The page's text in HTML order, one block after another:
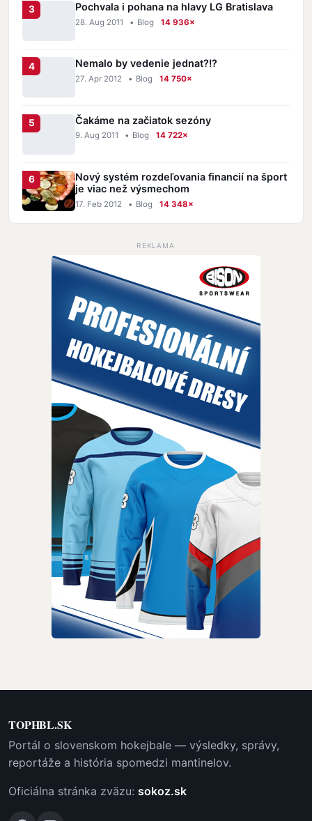
Pochvala i pohana na hlavy LG Bratislava
28. Aug 2011 • Blog 14 936×
Nemalo by vedenie jednat?!?
27. Apr 2012 • Blog 14 750×
Čakáme na začiatok sezóny
9. Aug 2011 • Blog 14 722×
Nový systém rozdeľovania financií na šport
je viac než výsmechom
17. Feb 2012 • Blog 14 348×
REKLAMA
TOPHBL.SK
Portál o slovenskom hokejbale — výsledky, správy,
reportáže a história spomedzi mantinelov.
Oficiálna stránka zväzu: sokoz.sk